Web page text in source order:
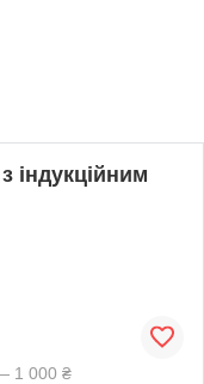
індукційним
1 000 ₴